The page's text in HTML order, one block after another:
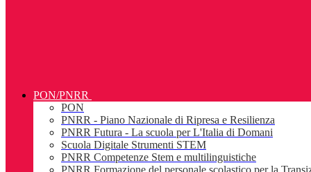
PON/PNRR
PON
PNRR - Piano Nazionale di Ripresa e Resilienza
PNRR Futura - La scuola per L'Italia di Domani
Scuola Digitale Strumenti STEM
PNRR Competenze Stem e multilinguistiche